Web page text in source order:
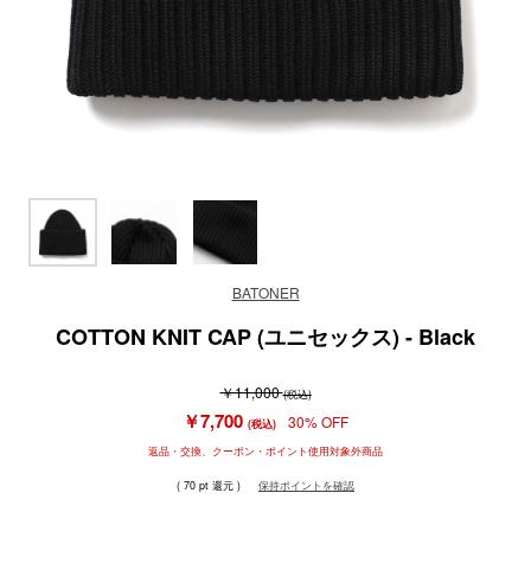
BATONER
COTTON KNIT CAP (ユニセックス) - Black
￥11,000(税込)
￥7,700 (税込) 30% OFF
返品・交換、クーポン・ポイント使用対象外商品
( 70 pt 還元 ) 保持ポイントを確認